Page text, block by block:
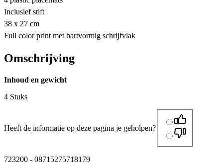
Inclusief stift
38 x 27 cm
Full color print met hartvormig schrijfvlak
Omschrijving
Inhoud en gewicht
4 Stuks
Heeft de informatie op deze pagina je geholpen?
723200 - 08715275718179